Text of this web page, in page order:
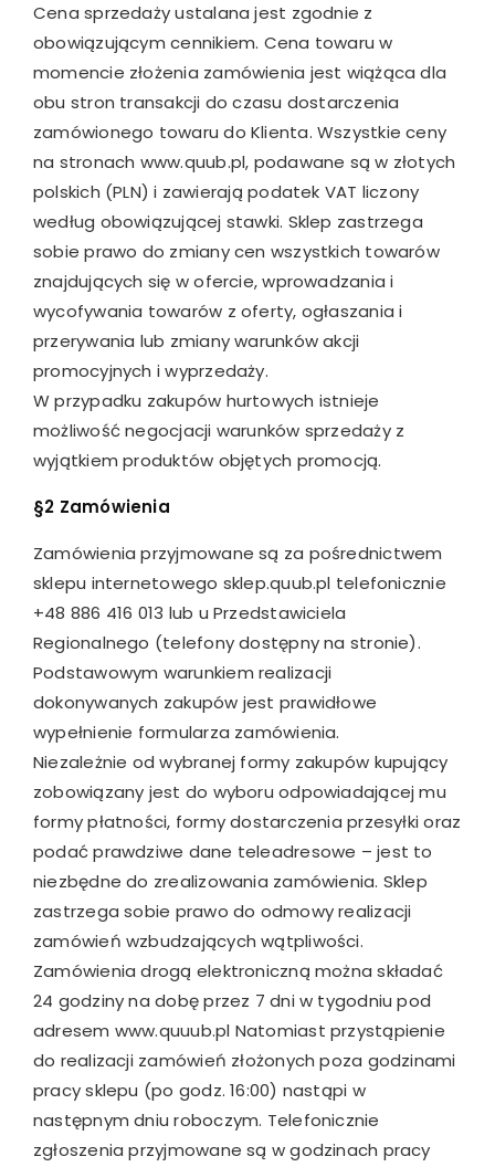
Cena sprzedaży ustalana jest zgodnie z
obowiązującym cennikiem. Cena towaru w
momencie złożenia zamówienia jest wiążąca dla
obu stron transakcji do czasu dostarczenia
zamówionego towaru do Klienta. Wszystkie ceny
na stronach www.quub.pl, podawane są w złotych
polskich (PLN) i zawierają podatek VAT liczony
według obowiązującej stawki. Sklep zastrzega
sobie prawo do zmiany cen wszystkich towarów
znajdujących się w ofercie, wprowadzania i
wycofywania towarów z oferty, ogłaszania i
przerywania lub zmiany warunków akcji
promocyjnych i wyprzedaży.
W przypadku zakupów hurtowych istnieje
możliwość negocjacji warunków sprzedaży z
wyjątkiem produktów objętych promocją.
§2 Zamówienia
Zamówienia przyjmowane są za pośrednictwem
sklepu internetowego sklep.quub.pl telefonicznie
+48 886 416 013 lub u Przedstawiciela
Regionalnego (telefony dostępny na stronie).
Podstawowym warunkiem realizacji
dokonywanych zakupów jest prawidłowe
wypełnienie formularza zamówienia.
Niezależnie od wybranej formy zakupów kupujący
zobowiązany jest do wyboru odpowiadającej mu
formy płatności, formy dostarczenia przesyłki oraz
podać prawdziwe dane teleadresowe – jest to
niezbędne do zrealizowania zamówienia. Sklep
zastrzega sobie prawo do odmowy realizacji
zamówień wzbudzających wątpliwości.
Zamówienia drogą elektroniczną można składać
24 godziny na dobę przez 7 dni w tygodniu pod
adresem www.quuub.pl Natomiast przystąpienie
do realizacji zamówień złożonych poza godzinami
pracy sklepu (po godz. 16:00) nastąpi w
następnym dniu roboczym. Telefonicznie
zgłoszenia przyjmowane są w godzinach pracy